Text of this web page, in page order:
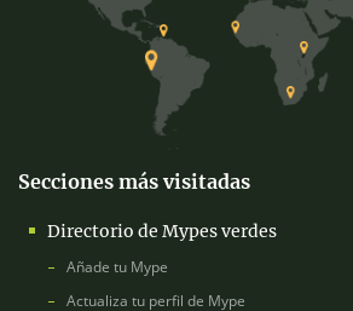
Secciones más visitadas
Directorio de Mypes verdes
Añade tu Mype
Actualiza tu perfil de Mype